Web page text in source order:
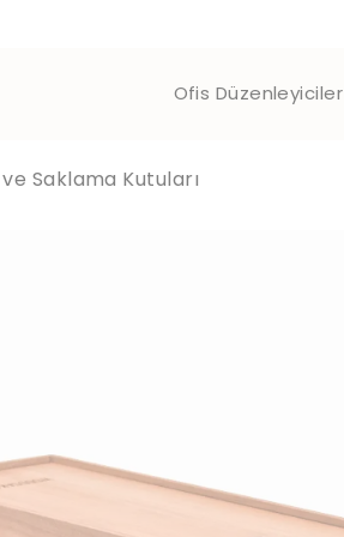
Ofis Düzenleyiciler
Saklama Kutuları